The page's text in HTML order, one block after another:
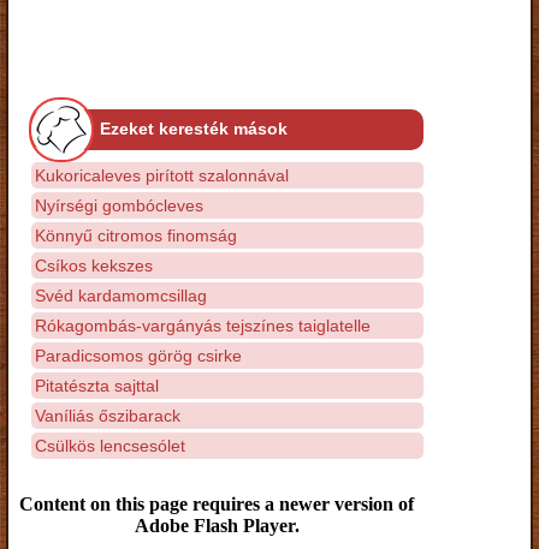
Ezeket keresték mások
Kukoricaleves pirított szalonnával
Nyírségi gombócleves
Könnyű citromos finomság
Csíkos kekszes
Svéd kardamomcsillag
Rókagombás-vargányás tejszínes taiglatelle
Paradicsomos görög csirke
Pitatészta sajttal
Vaníliás őszibarack
Csülkös lencsesólet
Content on this page requires a newer version of
Adobe Flash Player.